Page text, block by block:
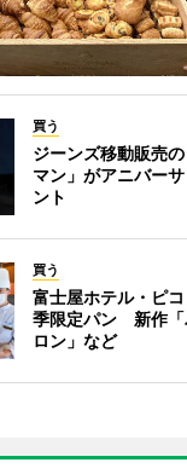
買う
ジーンズ移動販売
マン」がアニバー
ント
買う
富士屋ホテル・ピ
季限定パン 新作「
ロン」など